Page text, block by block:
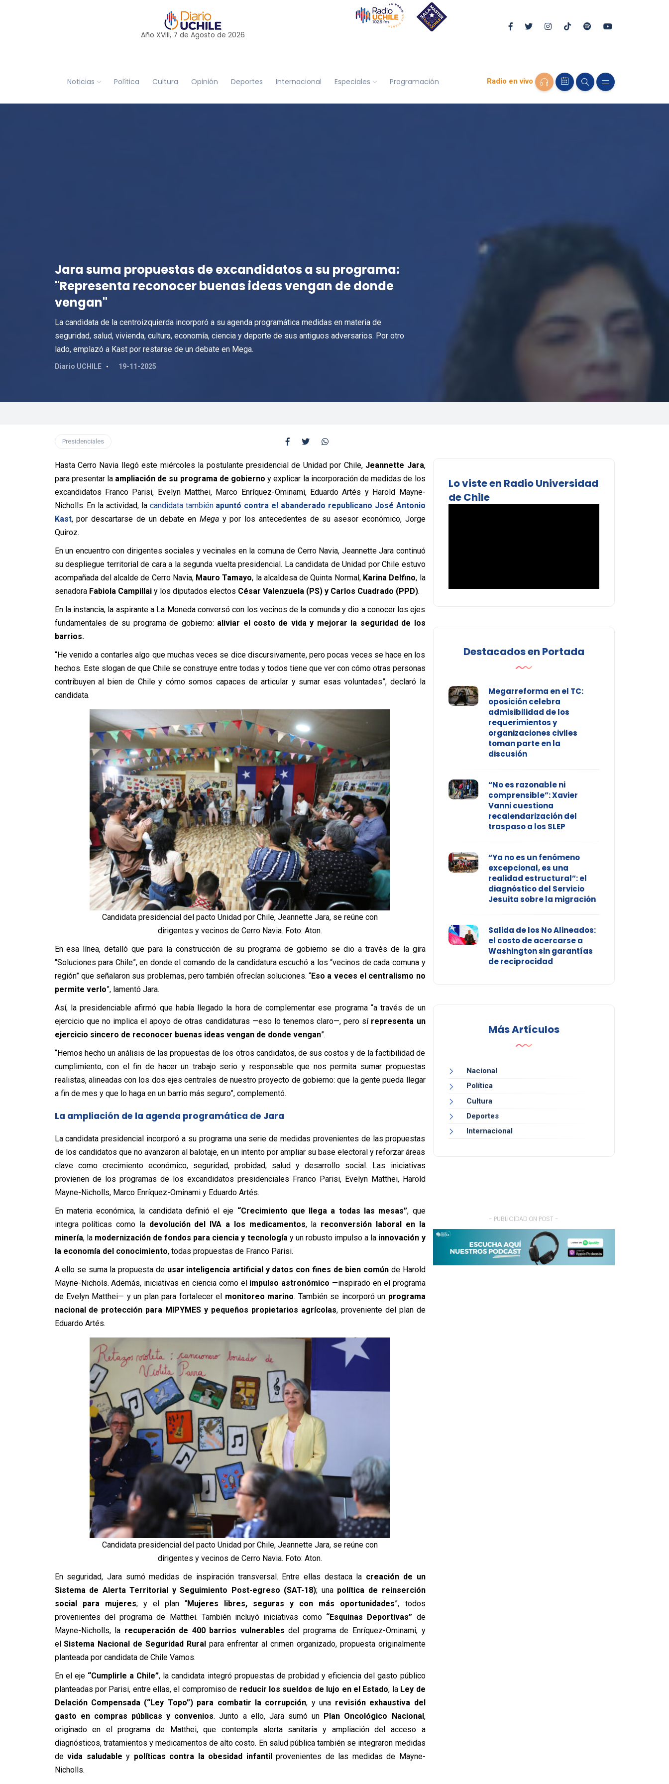
Año XVIII, 7 de Agosto de 2026
Noticias Política Cultura Opinión Deportes Internacional Especiales Programación Radio en vivo
Jara suma propuestas de excandidatos a su programa:
"Representa reconocer buenas ideas vengan de donde
vengan"
La candidata de la centroizquierda incorporó a su agenda programática medidas en materia de
seguridad, salud, vivienda, cultura, economía, ciencia y deporte de sus antiguos adversarios. Por otro
lado, emplazó a Kast por restarse de un debate en Mega.
Diario UCHILE 19-11-2025
Presidenciales
Hasta Cerro Navia llegó este miércoles la postulante presidencial de Unidad por Chile, Jeannette Jara,
para presentar laampliación de su programa de gobierno y explicar la incorporación de medidas de los
excandidatos Franco Parisi, Evelyn Matthei, Marco Enríquez-Ominami, Eduardo Artés y Harold Mayne-
Nicholls. En la actividad, la candidata también apuntó contra el abanderado republicano José Antonio
Kast, por descartarse de un debate en Megay por los antecedentes de su asesor económico, Jorge
Quiroz.
En un encuentro con dirigentes sociales y vecinales en la comuna de Cerro Navia, Jeannette Jara continuó
su despliegue territorial de cara a la segunda vuelta presidencial. La candidata de Unidad por Chile estuvo
acompañada del alcalde de Cerro Navia, Mauro Tamayo, la alcaldesa de Quinta Normal,Karina Delfino, la
senadora Fabiola Campillaiy los diputados electos César Valenzuela (PS) y Carlos Cuadrado (PPD).
En la instancia, la aspirante a La Moneda conversó con los vecinos de la comunda y dio a conocer los ejes
fundamentales de su programa de gobierno: aliviar el costo de vida y mejorar la seguridad de los
barrios.
“He venido a contarles algo que muchas veces se dice discursivamente, pero pocas veces se hace en los
hechos. Este slogan de que Chile se construye entre todas y todos tiene que ver con cómo otras personas
contribuyen al bien de Chile y cómo somos capaces de articular y sumar esas voluntades”, declaró la
candidata.
Candidata presidencial del pacto Unidad por Chile, Jeannette Jara, se reúne con
dirigentes y vecinos de Cerro Navia. Foto: Aton.
En esa línea, detallóque para la construcción de su programa de gobierno se dio a través de la gira
“Soluciones para Chile”, en donde el comando de la candidatura escuchó a los “vecinos de cada comuna y
región” que señalaron sus problemas, pero también ofrecían soluciones. “Eso a veces el centralismo no
permite verlo”, lamentó Jara.
Así, la presidenciable afirmó que había llegado la hora de complementar ese programa “a través de un
ejercicio que no implica el apoyo de otras candidaturas —eso lo tenemos claro—, pero sí representa un
ejercicio sincero de reconocer buenas ideas vengan de donde vengan”.
“Hemos hecho un análisis de las propuestas de los otros candidatos, de sus costos y de la factibilidad de
cumplimiento, con el fin de hacer un trabajo serio y responsable que nos permita sumar propuestas
realistas, alineadas con los dos ejes centrales de nuestro proyecto de gobierno: que la gente pueda llegar
a fin de mes y que lo haga en un barrio más seguro”, complementó.
La ampliación de la agenda programática de Jara
La candidata presidencial incorporó a su programa una serie de medidas provenientes de las propuestas
de los candidatos que no avanzaron al balotaje, en un intento por ampliar su base electoral y reforzar áreas
clave como crecimiento económico, seguridad, probidad, salud y desarrollo social. Las iniciativas
provienen de los programas de los excandidatos presidenciales Franco Parisi, Evelyn Matthei, Harold
Mayne-Nicholls, Marco Enríquez-Ominami y Eduardo Artés.
En materia económica, la candidata definió el eje “Crecimiento que llega a todas las mesas”, que
integra políticas como la devolución del IVA a los medicamentos, la reconversión laboral en la
minería, la modernización de fondos para ciencia y tecnologíay un robusto impulso a la innovación y
la economía del conocimiento, todas propuestas de Franco Parisi.
A ello se suma la propuesta de usar inteligencia artificial y datos con fines de bien común de Harold
Mayne-Nichols. Además, iniciativas en ciencia como el impulso astronómico —inspirado en el programa
de Evelyn Matthei— y un plan para fortalecer el monitoreo marino. También se incorporó un programa
nacional de protección para MIPYMES y pequeños propietarios agrícolas, proveniente del plan de
Eduardo Artés.
Candidata presidencial del pacto Unidad por Chile, Jeannette Jara, se reúne con
dirigentes y vecinos de Cerro Navia. Foto: Aton.
En seguridad, Jara sumó medidas de inspiración transversal. Entre ellas destaca la creación de un
Sistema de Alerta Territorial y Seguimiento Post-egreso (SAT-18); una política de reinserción
social para mujeres; y el plan “Mujeres libres, seguras y con más oportunidades”, todos
provenientes del programa de Matthei. También incluyó iniciativas como “Esquinas Deportivas” de
Mayne-Nicholls, la recuperación de 400 barrios vulnerables del programa de Enríquez-Ominami, y
elSistema Nacional de Seguridad Rural para enfrentar al crimen organizado, propuesta originalmente
planteada por candidata de Chile Vamos.
En el eje “Cumplirle a Chile”, la candidata integró propuestas de probidad y eficiencia del gasto público
planteadas por Parisi, entre ellas, el compromiso de reducir los sueldos de lujo en el Estado, la Ley de
Delación Compensada (“Ley Topo”) para combatir la corrupción, y una revisión exhaustiva del
gasto en compras públicas y convenios. Junto a ello, Jara sumó un Plan Oncológico Nacional,
originado en el programa de Matthei, que contempla alerta sanitaria y ampliación del acceso a
diagnósticos, tratamientos y medicamentos de alto costo. En salud pública también se integraron medidas
de vida saludable y políticas contra la obesidad infantilprovenientes de las medidas de Mayne-
Nicholls.
Lo viste en Radio Universidad
de Chile
Destacados en Portada
Megarreforma en el TC:
oposición celebra
admisibilidad de los
requerimientos y
organizaciones civiles
toman parte en la
discusión
“No es razonable ni
comprensible”: Xavier
Vanni cuestiona
recalendarización del
traspaso a los SLEP
“Ya no es un fenómeno
excepcional, es una
realidad estructural”: el
diagnóstico del Servicio
Jesuita sobre la migración
Salida de los No Alineados:
el costo de acercarse a
Washington sin garantías
de reciprocidad
Más Artículos
Nacional
Política
Cultura
Deportes
Internacional
- PUBLICIDAD ON POST -